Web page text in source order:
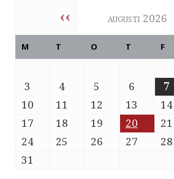
‹‹ augusti 2026
M T O T F
3
4 5 6 7
10
11 12 13 14
17
18 19 20 21
24
25 26 27 28
31